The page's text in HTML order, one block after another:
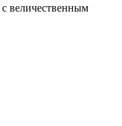
величественным